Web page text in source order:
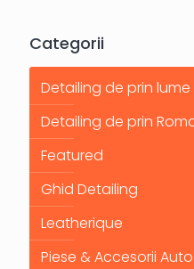
Categorii
Detailing de prin lume
Detailing de prin
Featured
Ghid Detailing
Leatherique
Piese & Accesorii Auto